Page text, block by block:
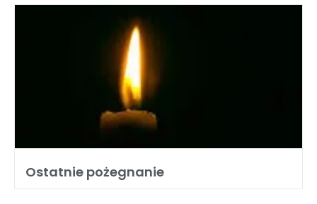
Ostatnie pożegnanie